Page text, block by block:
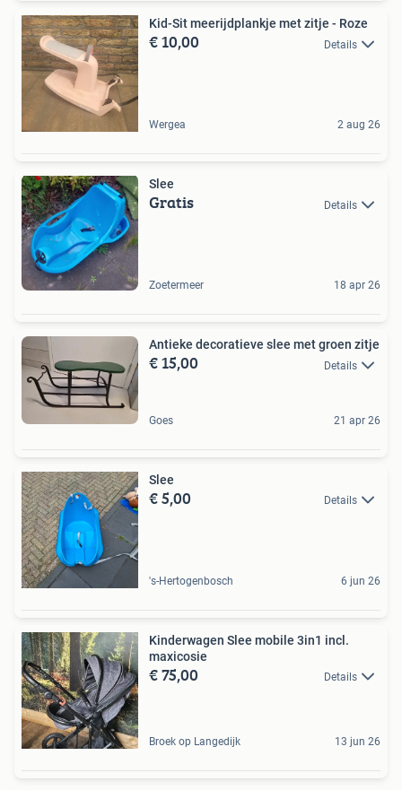
Kid-Sit meerijdplankje met zitje - Roze
€ 10,00 Details
Wergea 2 aug 26
Slee
Gratis Details
Zoetermeer 18 apr 26
Antieke decoratieve slee met groen zitje
€ 15,00 Details
Goes 21 apr 26
Slee
€ 5,00 Details
's-Hertogenbosch 6 jun 26
Kinderwagen Slee mobile 3in1 incl.
maxicosie
€ 75,00 Details
Broek op Langedijk 13 jun 26